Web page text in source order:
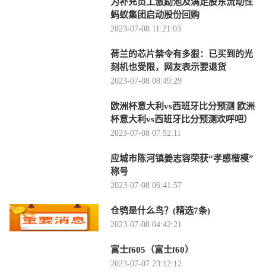
蚂蚁集团启动股份回购
2023-07-08 11:21:03
荷兰的芯片禁令有多狠：已买到的光
刻机也受限，网友表示要退货
2023-07-08 08:49:29
欧洲杯意大利vs西班牙比分预测 欧洲
杯意大利vs西班牙比分预测欢呼吧）
2023-07-08 07:52:11
应城市陈河镇姜志容荣获“孝感楷模”
称号
2023-07-08 06:41:57
仓鸮是什么鸟？(精选7条)
2023-07-08 04:42:21
富士f605（富士f60）
2023-07-07 23:12:12